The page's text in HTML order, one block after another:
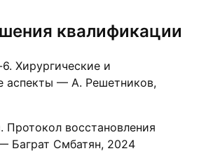
квалификации
Хирургические и
аспекты — А. Решетников,
Протокол восстановления
Баграт Смбатян, 2024